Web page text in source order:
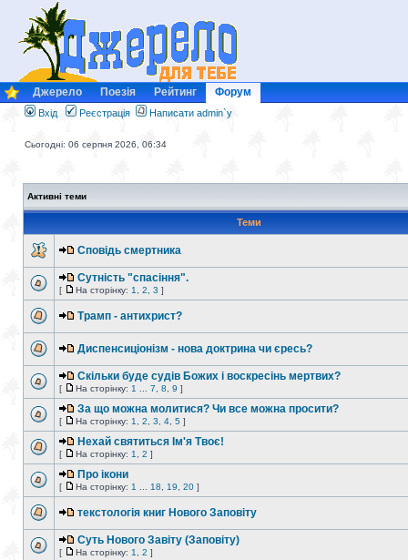
Джерело Поезія Рейтинг Форум
Вхід Реєстрація Написати admin`у
Сьогодні: 06 серпня 2026, 06:34
Активні теми
Теми
Сповідь смертника
Сутність "спасіння".
[ На сторінку: 1 2 3 ]
Трамп - антихрист?
Диспенсиціонізм - нова доктрина чи єресь?
Скільки буде судів Божих і воскресінь мертвих?
[ На сторінку: 1 7 8 9 ]
За що можна молитися? Чи все можна просити?
[ На сторінку: 1 2 3 4 5 ]
Нехай святиться Ім'я Твоє!
[ На сторінку: 1 2 ]
Про ікони
[ На сторінку: 1 18 19 20 ]
текстологія книг Нового Заповіту
Суть Нового Завіту (Заповіту)
[ На сторінку: 1 2 ]